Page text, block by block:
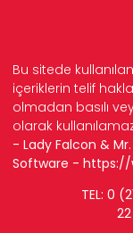
Bu sitede
içeriklerin telif
olmadan basılı
olarak
- Lady Falcon &
Software - https://
TEL: 0
22